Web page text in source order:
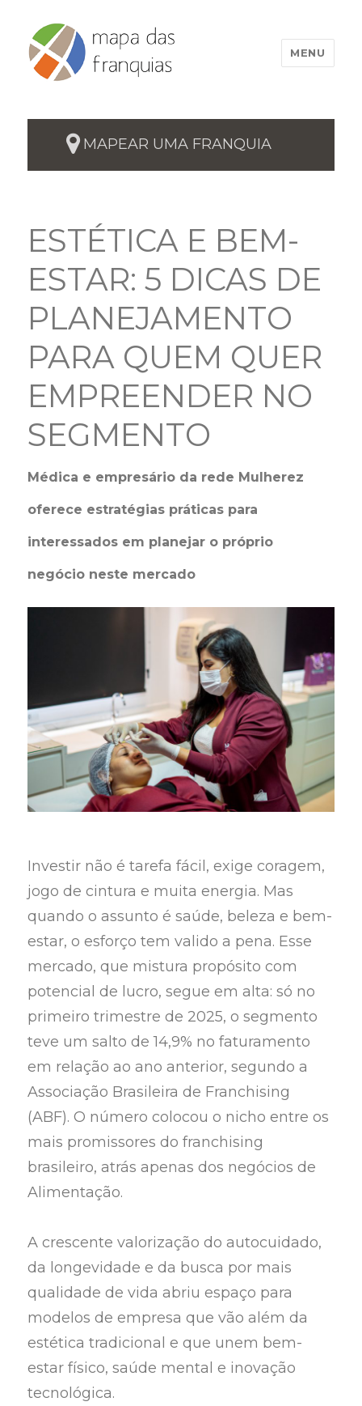
MENU
MAPEAR UMA FRANQUIA
ESTÉTICA E BEM-
ESTAR: 5 DICAS DE
PLANEJAMENTO
PARA QUEM QUER
EMPREENDER NO
SEGMENTO
Médica e empresário da rede Mulherez
oferece estratégias práticas para
interessados em planejar o próprio
negócio neste mercado
Investir não é tarefa fácil, exige coragem,
jogo de cintura e muita energia. Mas
quando o assunto é saúde, beleza e bem-
estar, o esforço tem valido a pena. Esse
mercado, que mistura propósito com
potencial de lucro, segue em alta: só no
primeiro trimestre de 2025, o segmento
teve um salto de 14,9% no faturamento
em relação ao ano anterior, segundo a
Associação Brasileira de Franchising
(ABF). O número colocou o nicho entre os
mais promissores do franchising
brasileiro, atrás apenas dos negócios de
Alimentação.
A crescente valorização do autocuidado,
da longevidade e da busca por mais
qualidade de vida abriu espaço para
modelos de empresa que vão além da
estética tradicional e que unem bem-
estar físico, saúde mental e inovação
tecnológica.